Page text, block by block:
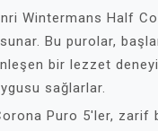
Wintermans Half
Bu purolar,
bir lezzet
sağlarlar.
Puro 5'ler, zarif